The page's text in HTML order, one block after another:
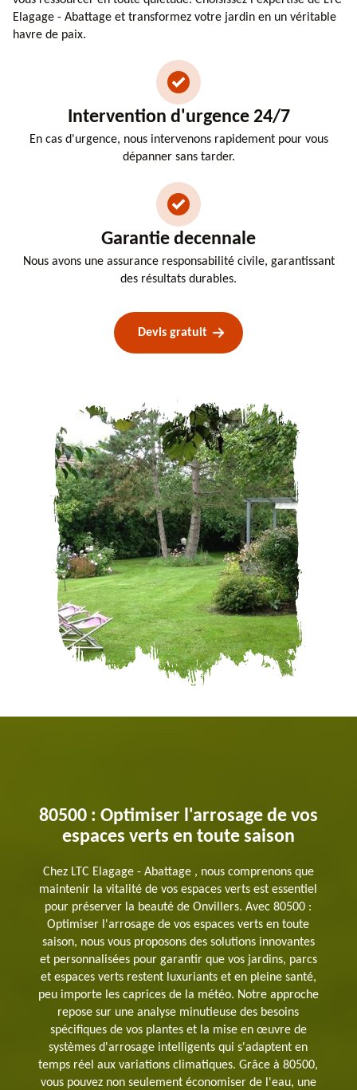
Elagage - Abattage et transformez votre jardin en un véritable
havre de paix.
Intervention d'urgence 24/7
En cas d'urgence, nous intervenons rapidement pour vous
dépanner sans tarder.
Garantie decennale
Nous avons une assurance responsabilité civile, garantissant
des résultats durables.
Devis gratuit
80500 : Optimiser l'arrosage de vos
espaces verts en toute saison
Chez LTC Elagage - Abattage , nous comprenons que
maintenir la vitalité de vos espaces verts est essentiel
pour préserver la beauté de Onvillers. Avec 80500 :
Optimiser l'arrosage de vos espaces verts en toute
saison, nous vous proposons des solutions innovantes
et personnalisées pour garantir que vos jardins, parcs
et espaces verts restent luxuriants et en pleine santé,
peu importe les caprices de la météo. Notre approche
repose sur une analyse minutieuse des besoins
spécifiques de vos plantes et la mise en œuvre de
systèmes d'arrosage intelligents qui s'adaptent en
temps réel aux variations climatiques. Grâce à 80500,
vous pouvez non seulement économiser de l'eau, une